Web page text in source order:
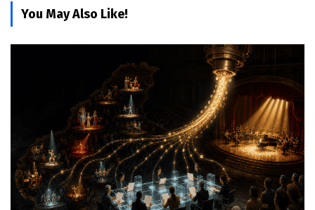
You May Also Like!